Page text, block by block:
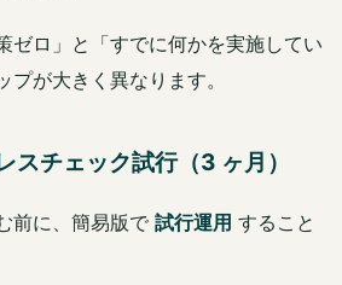
ゼロ」と「すでに何かを実施してい
プが大きく異なります。
スチェック試行（3 ヶ月）
前に、簡易版で 試行運用 すること